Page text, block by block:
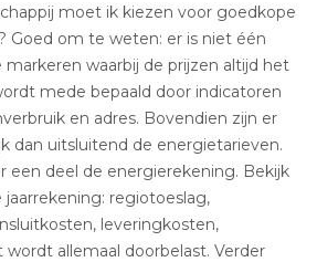
moet ik kiezen voor goedkope
Goed om te weten: er is niet één
waarbij de prijzen altijd het
mede bepaald door indicatoren
en adres. Bovendien zijn er
dan uitsluitend de energietarieven.
een deel de energierekening. Bekijk
regiotoeslag,
leveringkosten,
allemaal doorbelast. Verder